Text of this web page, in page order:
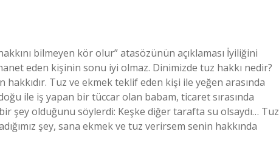
bilmeyen kör olur” atasözünün açıklaması İyiliğini
eden kişinin sonu iyi olmaz. Dinimizde tuz hakkı nedir?
Tuz ve ekmek teklif eden kişi ile yeğen arasında
ile iş yapan bir tüccar olan babam, ticaret sırasında
şey olduğunu söylerdi: Keşke diğer tarafta su olsaydı… Tuz
şey, sana ekmek ve tuz verirsem senin hakkında